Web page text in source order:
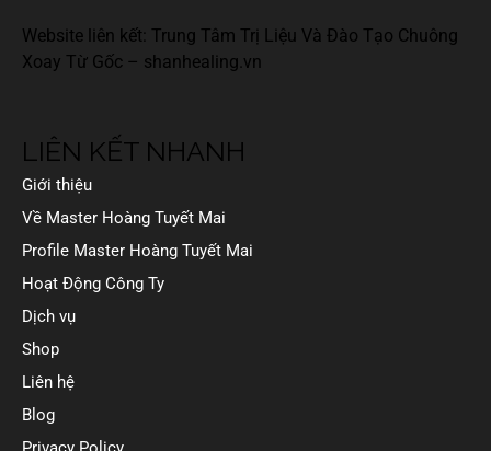
Website liên kết: Trung Tâm Trị Liệu Và Đào Tạo Chuông
Xoay Từ Gốc – shanhealing.vn
LIÊN KẾT NHANH
Giới thiệu
Về Master Hoàng Tuyết Mai
Profile Master Hoàng Tuyết Mai
Hoạt Động Công Ty
Dịch vụ
Shop
Liên hệ
Blog